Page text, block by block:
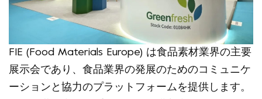
FIE (Food Materials Europe) は食品素材業界の主要
展示会であり、食品業界の発展のためのコミュニケ
ーションと協力のプラットフォームを提供します。